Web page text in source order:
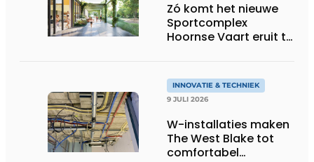
Zó komt het nieuwe
Sportcomplex
Hoornse Vaart eruit te
INNOVATIE & TECHNIEK
9 JULI 2026
W-installaties maken
The West Blake tot
comfortabel